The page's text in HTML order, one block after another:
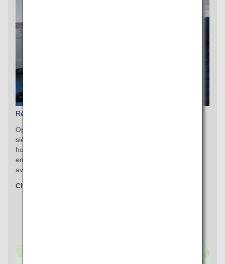
Réservation de sièges (service payant)
Optimisez votre confort à bord en pré-sélectionnant les
sièges les plus demandés tels que ceux côté couloir ou
hublot, ou ceux situés à l'avant de la cabine pour un
embarquement et un débarquement plus fluides, ou pour
avoir plus d'espace pour les jambes.
Classes concernées